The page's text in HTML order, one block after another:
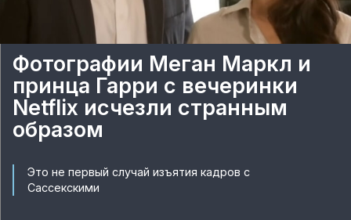
Фотографии Меган Маркл и
принца Гарри с вечеринки
Netflix исчезли странным
образом
Это не первый случай изъятия кадров с
Сассекскими